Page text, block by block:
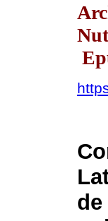
de